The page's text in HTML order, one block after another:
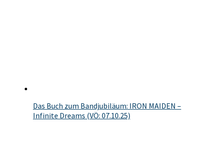
Das Buch zum Bandjubiläum: IRON MAIDEN –
Infinite Dreams (VÖ: 07.10.25)